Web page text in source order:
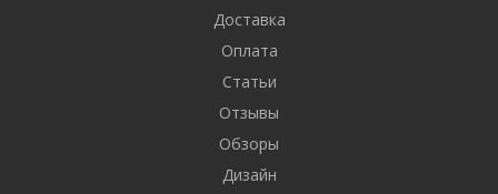
Доставка
Оплата
Статьи
Отзывы
Обзоры
Дизайн